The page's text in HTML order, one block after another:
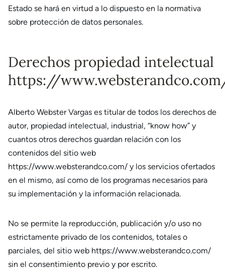
Estado se hará en virtud a lo dispuesto en la normativa
sobre protección de datos personales.
Derechos propiedad intelectual
https://
Alberto Webster Vargas es titular de todos los derechos de
autor, propiedad intelectual, industrial, “know how” y
cuantos otros derechos guardan relación con los
contenidos del sitio web
https://www.websterandco.com/ y los servicios ofertados
en el mismo, así como de los programas necesarios para
su implementación y la información relacionada.
No se permite la reproducción, publicación y/o uso no
estrictamente privado de los contenidos, totales o
parciales, del sitio web https://www.websterandco.com/
sin el consentimiento previo y por escrito.